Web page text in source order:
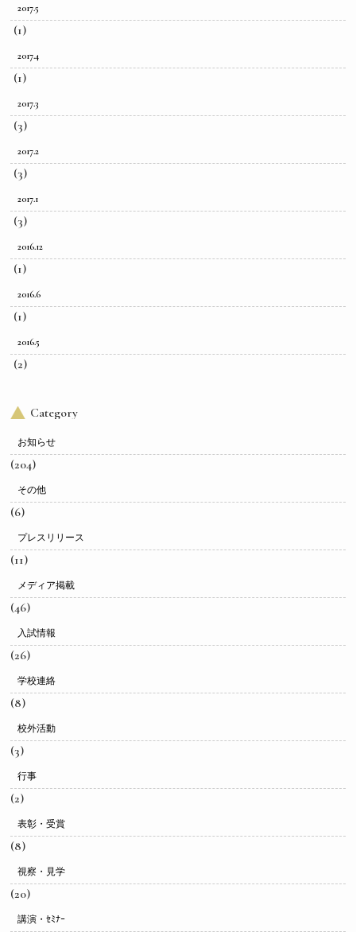
2017.5
(1)
2017.4
(1)
2017.3
(3)
2017.2
(3)
2017.1
(3)
2016.12
(1)
2016.6
(1)
2016.5
(2)
Category
お知らせ
(204)
その他
(6)
プレスリリース
(11)
メディア掲載
(46)
入試情報
(26)
学校連絡
(8)
校外活動
(3)
行事
(2)
表彰・受賞
(8)
視察・見学
(20)
講演・ｾﾐﾅｰ